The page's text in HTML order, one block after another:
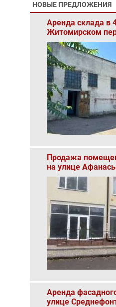
НОВЫЕ ПРЕДЛОЖЕНИЯ
Аренда склада в
Житомирском
Продажа
на улице
Аренда
улице